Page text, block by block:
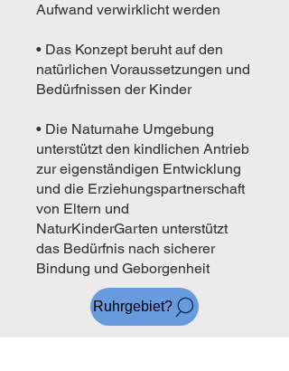
Aufwand verwirklicht werden
• Das Konzept beruht auf den
natürlichen Voraussetzungen und
Bedürfnissen der Kinder
• Die Naturnahe Umgebung
unterstützt den kindlichen Antrieb
zur eigenständigen Entwicklung
und die Erziehungspartnerschaft
von Eltern und
NaturKinderGarten unterstützt
das Bedürfnis nach sicherer
Bindung und Geborgenheit
Ruhrgebiet?